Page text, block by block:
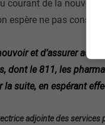
courant de la nouvelle
espère ne pas
et d’assurer
dont le 811, les
suite, en espérant
adjointe des services